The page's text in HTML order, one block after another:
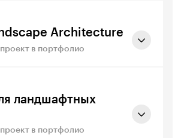
Architecture
в портфолио
ландшафтных
в портфолио